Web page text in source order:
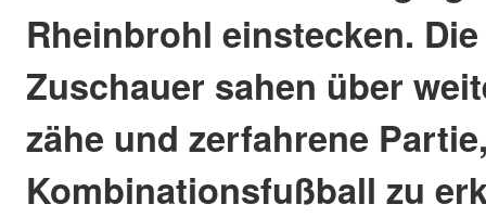
Rheinbrohl einstecken.
Zuschauer sahen über
zähe und zerfahrene
Kombinationsfußball zu